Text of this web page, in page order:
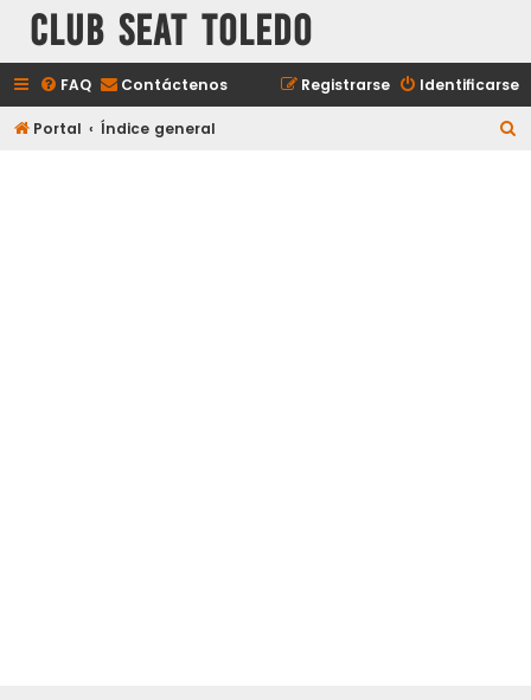
Club Seat Toledo
FAQ Contáctenos Identificarse
Registrarse
Portal Índice general